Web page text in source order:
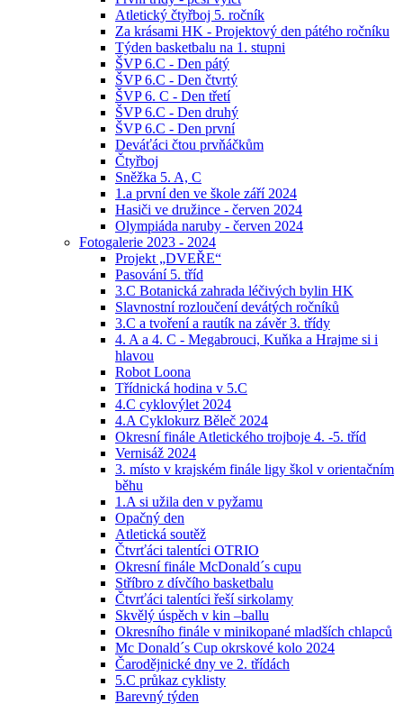
Atletický čtyřboj 5. ročník
Za krásami HK - Projektový den pátého ročníku
Týden basketbalu na 1. stupni
ŠVP 6.C - Den pátý
ŠVP 6.C - Den čtvrtý
ŠVP 6. C - Den třetí
ŠVP 6.C - Den druhý
ŠVP 6.C - Den první
Deváťáci čtou prvňáčkům
Čtyřboj
Sněžka 5. A, C
1.a první den ve škole září 2024
Hasiči ve družince - červen 2024
Olympiáda naruby - červen 2024
Fotogalerie 2023 - 2024
Projekt „DVEŘE“
Pasování 5. tříd
3.C Botanická zahrada léčivých bylin HK
Slavnostní rozloučení devátých ročníků
3.C a tvoření a rautík na závěr 3. třídy
4. A a 4. C - Megabrouci, Kuňka a Hrajme si i
hlavou
Robot Loona
Třídnická hodina v 5.C
4.C cyklovýlet 2024
4.A Cyklokurz Běleč 2024
Okresní finále Atletického trojboje 4. -5. tříd
Vernisáž 2024
3. místo v krajském finále ligy škol v orientačním
běhu
1.A si užila den v pyžamu
Opačný den
Atletická soutěž
Čtvrťáci talentíci OTRIO
Okresní finále McDonald´s cupu
Stříbro z dívčího basketbalu
Čtvrťáci talentíci řeší sirkolamy
Skvělý úspěch v kin –ballu
Okresního finále v minikopané mladších chlapců
Mc Donald´s Cup okrskové kolo 2024
Čarodějnické dny ve 2. třídách
5.C průkaz cyklisty
Barevný týden